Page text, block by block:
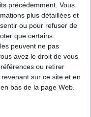
précédemment. Vous
plus détaillées et
ou pour refuser de
que certains
peuvent ne pas
avez le droit de vous
ou retirer
sur ce site et en
bas de la page Web.
désir de manger.
faisant
, cela peut
jacent qui doit